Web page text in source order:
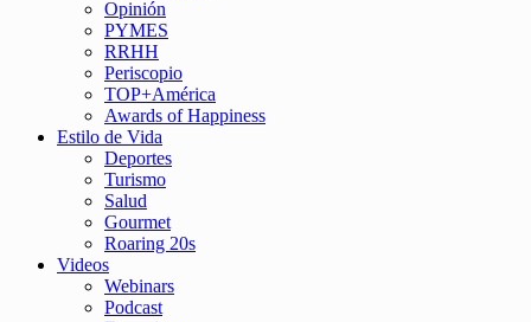
Opinión
PYMES
RRHH
Periscopio
TOP+América
Awards of Happiness
Estilo de Vida
Deportes
Turismo
Salud
Gourmet
Roaring 20s
Videos
Webinars
Podcast